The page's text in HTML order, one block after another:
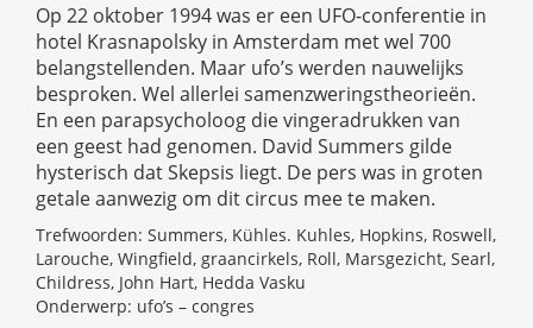
Op 22 oktober 1994 was er een UFO-conferentie in
hotel Krasnapolsky in Amsterdam met wel 700
belangstellenden. Maar ufo’s werden nauwelijks
besproken. Wel allerlei samenzweringstheorieën.
En een parapsycholoog die vingeradrukken van
een geest had genomen. David Summers gilde
hysterisch dat Skepsis liegt. De pers was in groten
getale aanwezig om dit circus mee te maken.
Trefwoorden: Summers, Kühles. Kuhles, Hopkins, Roswell,
Larouche, Wingfield, graancirkels, Roll, Marsgezicht, Searl,
Childress, John Hart, Hedda Vasku
Onderwerp: ufo’s – congres